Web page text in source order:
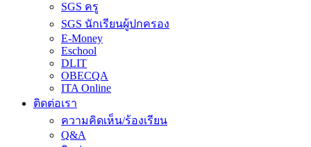
SGS ครู
SGS นักเรียนผู้ปกครอง
E-Money
Eschool
DLIT
OBECQA
ITA Online
ติดต่อเรา
ความคิดเห็น/ร้องเรียน
Q&A